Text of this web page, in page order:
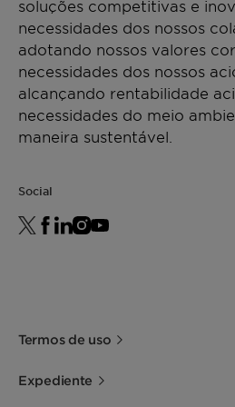
Water solubility
Cloud point (1% in
water)
30
pH (10 g/L)
Melting point
Immersion
Ultrasonic
Compatible formulation
Neutral
Acidic
soluções competitivas e
necessidades dos nossos
adotando nossos valores
necessidades dos nossos
alcançando rentabilidade
necessidades do meio
maneira sustentável.
Social
Termos de uso
Expediente